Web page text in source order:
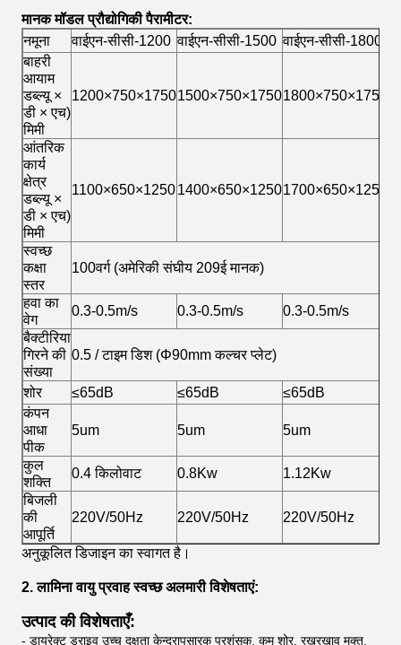
मानक मॉडल प्रौद्योगिकी पैरामीटर:
नमूना
वाईएन-सीसी-1200 वाईएन-सीसी-1500 वाईएन-सीसी-1800
बाहरी
आयाम
डब्ल्यू ×
डी × एच)
मिमी
1200×750×17501500×750×17501800×750×1750
आंतरिक
कार्य
क्षेत्र
डब्ल्यू ×
डी × एच)
मिमी
1100×650×12501400×650×12501700×650×1250
स्वच्छ
कक्षा
स्तर
100वर्ग (अमेरिकी संघीय 209ई मानक)
हवा का
वेग
0.3-0.5m/s 0.3-0.5m/s
0.3-0.5m/s
बैक्टीरिया
गिरने की
संख्या
0.5 / टाइम डिश (Φ90mm कल्चर प्लेट)
शोर ≤65dB ≤65dB
≤65dB
कंपन
आधा
पीक
5um 5um 5um
कुल
शक्ति
0.4 किलोवाट 0.8Kw
1.12Kw
बिजली
की
आपूर्ति
220V/50Hz 220V/50Hz 220V/50Hz
अनुकूलित डिजाइन का स्वागत है।
2. लामिना वायु प्रवाह स्वच्छ अलमारी विशेषताएं:
उत्पाद की विशेषताएँ:
- डायरेक्ट ड्राइव उच्च दक्षता केन्द्रापसारक प्रशंसक, कम शोर, रखरखाव मुक्त,